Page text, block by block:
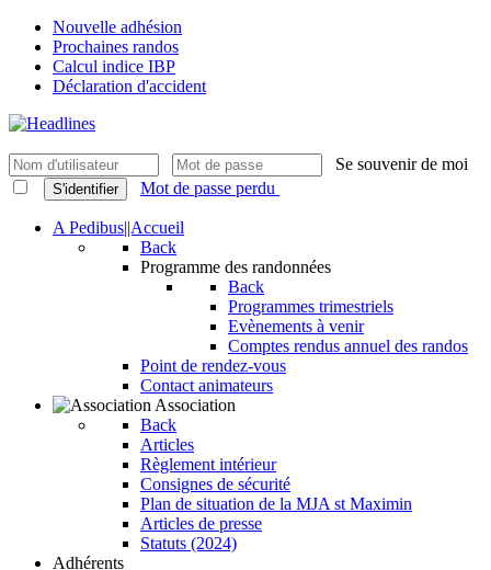
Nouvelle adhésion
Prochaines randos
Calcul indice IBP
Déclaration d'accident
Se souvenir de moi
S'identifier Mot de passe perdu
A Pedibus||Accueil
Back
Programme des randonnées
Back
Programmes trimestriels
Evènements à venir
Comptes rendus annuel des randos
Point de rendez-vous
Contact animateurs
Association
Back
Articles
Règlement intérieur
Consignes de sécurité
Plan de situation de la MJA st Maximin
Articles de presse
Statuts (2024)
Adhérents